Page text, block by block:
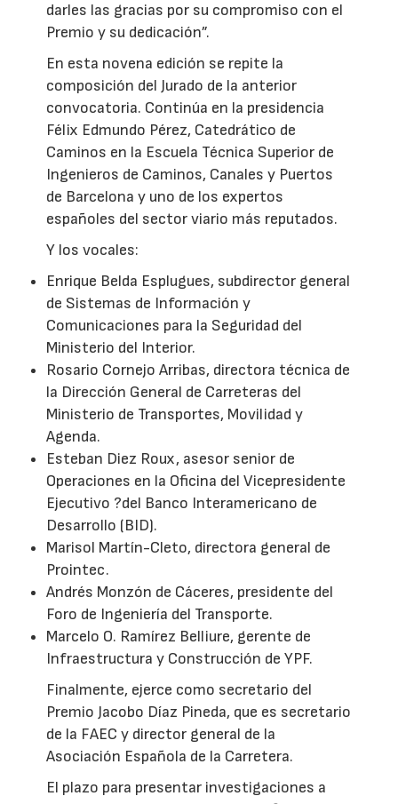
darles las gracias por su compromiso con el
Premio y su dedicación”.
En esta novena edición se repite la
composición del Jurado de la anterior
convocatoria. Continúa en la presidencia
Félix Edmundo Pérez, Catedrático de
Caminos en la Escuela Técnica Superior de
Ingenieros de Caminos, Canales y Puertos
de Barcelona y uno de los expertos
españoles del sector viario más reputados.
Y los vocales:
Enrique Belda Esplugues, subdirector general
de Sistemas de Información y
Comunicaciones para la Seguridad del
Ministerio del Interior.
Rosario Cornejo Arribas, directora técnica de
la Dirección General de Carreteras del
Ministerio de Transportes, Movilidad y
Agenda.
Esteban Diez Roux, asesor senior de
Operaciones en la Oficina del Vicepresidente
Ejecutivo ?del Banco Interamericano de
Desarrollo (BID).
Marisol Martín-Cleto, directora general de
Prointec.
Andrés Monzón de Cáceres, presidente del
Foro de Ingeniería del Transporte.
Marcelo O. Ramírez Belliure, gerente de
Infraestructura y Construcción de YPF.
Finalmente, ejerce como secretario del
Premio Jacobo Díaz Pineda, que es secretario
de la FAEC y director general de la
Asociación Española de la Carretera.
El plazo para presentar investigaciones a